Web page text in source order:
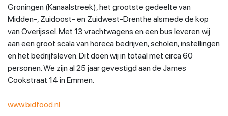
Groningen (Kanaalstreek), het grootste gedeelte van
Midden-, Zuidoost- en Zuidwest-Drenthe alsmede de kop
van Overijssel. Met 13 vrachtwagens en een bus leveren wij
aan een groot scala van horeca bedrijven, scholen, instellingen
en het bedrijfsleven. Dit doen wij in totaal met circa 60
personen. We zijn al 25 jaar gevestigd aan de James
Cookstraat 14 in Emmen.
www.bidfood.nl